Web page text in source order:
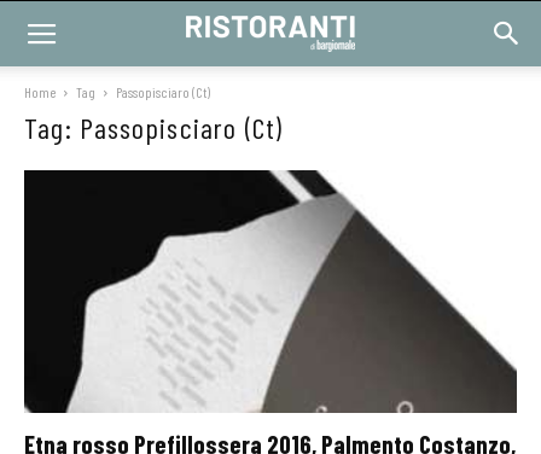
Home Tag Passopisciaro (Ct)
Tag: Passopisciaro (Ct)
Etna rosso Prefillossera 2016, Palmento Costanzo,